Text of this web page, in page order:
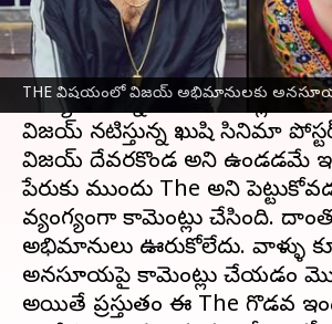
THE విషయంలో విజయ్ అభిమానులకు
ఈ వార్తాకథనం ఏంటి
యాంకర్ అనసూయకు,విజయ్
మధ్య ఇంటర్నెట్ లో కామెంట్ల వార్
విజయ్ నటిస్తున్న ఖుషి సినిమా
విజయ్ దేవరకొండ అని ఉండడమే
పేరుకు ముందు The అని
వ్యంగ్యంగా కామెంట్లు చేసింది.
అభిమానులు ఊరుకోలేదు. వాళ్ళు
అనసూయపై కామెంట్లు చేయడం
అయితే ప్రస్తుతం ఈ The గొడవ